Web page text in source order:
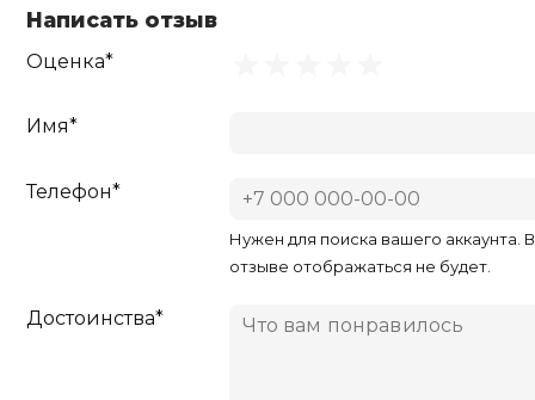
Написать отзыв
Оценка*
Имя*
Телефон*
Нужен для поиска вашего аккаунта. В
отзыве отображаться не будет.
Достоинства*